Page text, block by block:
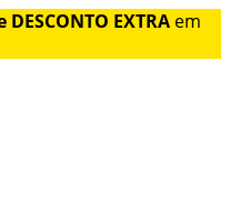
DESCONTO EXTRA em